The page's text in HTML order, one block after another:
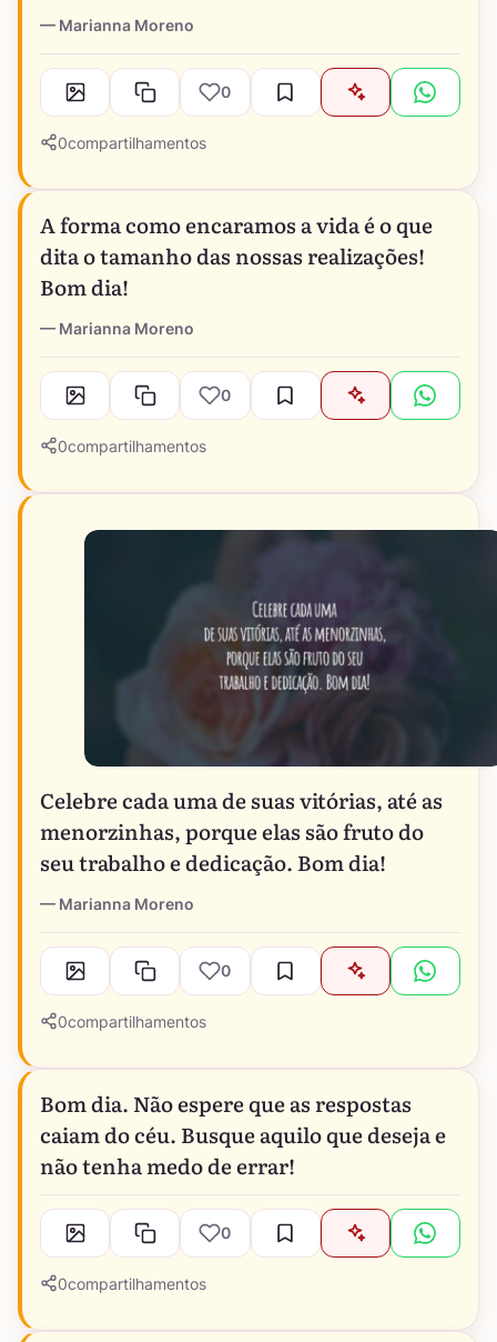
Marianna Moreno
0
0compartilhamentos
A forma como encaramos a vida é o que
dita o tamanho das nossas realizações!
Bom dia!
Marianna Moreno
0
0compartilhamentos
Celebre cada uma de suas vitórias, até as
menorzinhas, porque elas são fruto do
seu trabalho e dedicação. Bom dia!
Marianna Moreno
0
0compartilhamentos
Bom dia. Não espere que as respostas
caiam do céu. Busque aquilo que deseja e
não tenha medo de errar!
0
0compartilhamentos